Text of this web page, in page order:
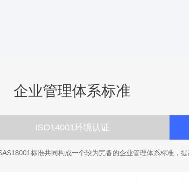
企业管理体系标准
ISO14001环境认证
标准共同构成一个较为完备的企业管理体系标准，提